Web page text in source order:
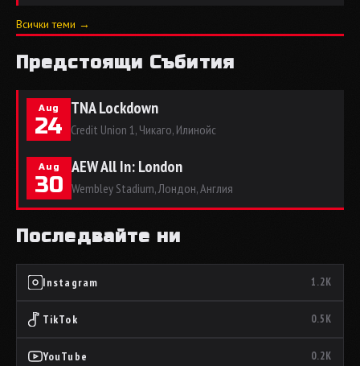
Всички теми →
Предстоящи Събития
Aug
24
TNA Lockdown
Credit Union 1, Чикаго, Илинойс
Aug
30
AEW All In: London
Wembley Stadium, Лондон, Англия
Последвайте ни
Instagram 1.2K
TikTok 0.5K
YouTube 0.2K